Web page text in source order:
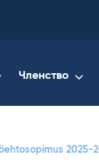
Членство
2025-
your